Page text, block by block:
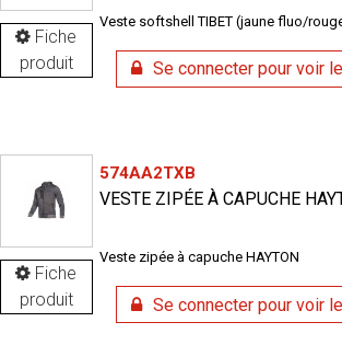
Fiche
produit
Veste softshell TIBET (jaune fluo/
Se connecter pour voir
Fiche
produit
574AA2TXB
VESTE ZIPÉE À CAPUCHE
Veste zipée à capuche HAYTON
Se connecter pour voir